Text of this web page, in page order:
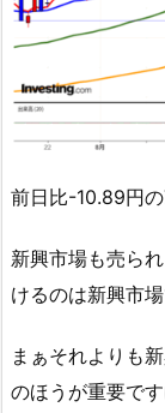
前日比-10.89円の
新興市場も売ら
けるのは新興市場
まぁそれよりも
のほうが重要です